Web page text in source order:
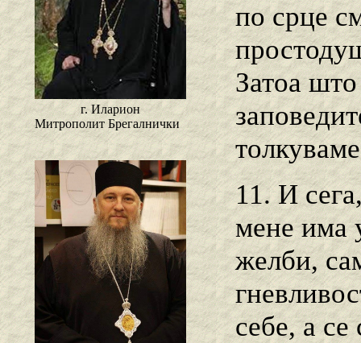
г. Иларион
Митрополит Брегалнички
по срце
Затоа
11. И
мене има
желби,
себе, а